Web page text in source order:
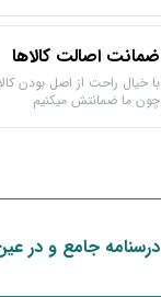
ضمانت اصالت کالاها
با خیال راحت از اصل بودن
چون ما ضمانتش میکنیم
درسنامه جامع و در